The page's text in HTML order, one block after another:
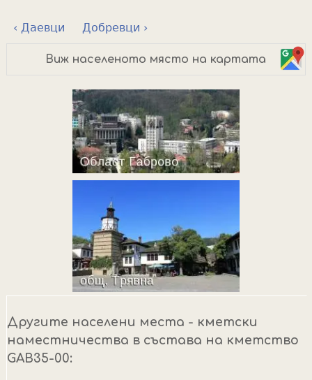
‹ Даевци Добревци ›
Виж населеното място на картата
Другите населени места - кметски
наместничества в състава на кметство
GAB35-00: